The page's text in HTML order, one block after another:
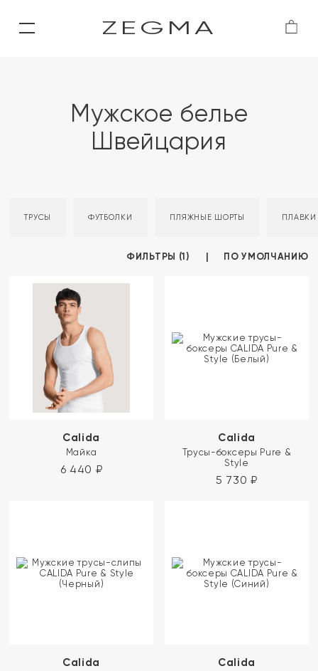
ZEGMA
Мужское белье
Швейцария
ТРУСЫ ФУТБОЛКИ ПЛЯЖНЫЕ ШОРТЫ ПЛАВКИ
ФИЛЬТРЫ (1) ПО УМОЛЧАНИЮ
Calida
Майка
6 440 ₽
Calida
Трусы-боксеры Pure &
Style
5 730 ₽
Calida Calida